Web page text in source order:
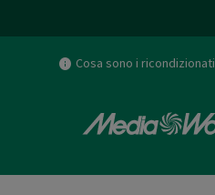
Cosa sono i ricondizionati